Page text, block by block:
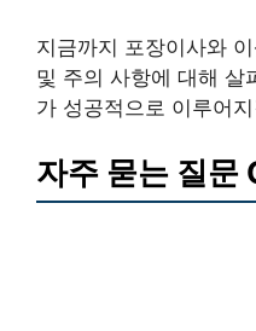
지금까지 포장이사와
및 주의 사항에 대해 살
가 성공적으로 이루어
자주 묻는 질문